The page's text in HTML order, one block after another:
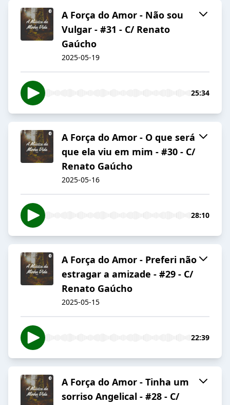
A Força do Amor - Não sou
Vulgar - #31 - C/ Renato
Gaúcho
2025-05-19
25:34
A Força do Amor - O que será
que ela viu em mim - #30 - C/
Renato Gaúcho
2025-05-16
28:10
A Força do Amor - Preferi não
estragar a amizade - #29 - C/
Renato Gaúcho
2025-05-15
22:39
A Força do Amor - Tinha um
sorriso Angelical - #28 - C/